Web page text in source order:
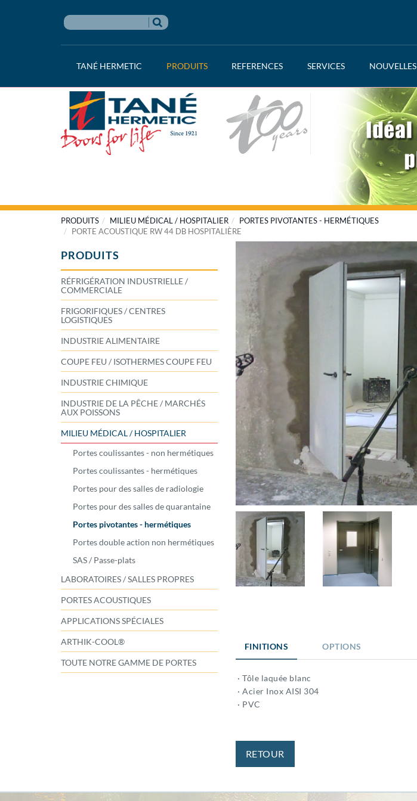
TANÉ HERMETIC PRODUITS REFERENCES SERVICES NOUVELLES
PRODUITS MILIEU MÉDICAL / HOSPITALIER
PORTES PIVOTANTES - HERMÉTIQUES
PORTE ACOUSTIQUE RW 44 DB HOSPITALIÈRE
PRODUITS
RÉFRIGÉRATION INDUSTRIELLE /
COMMERCIALE
FRIGORIFIQUES / CENTRES
LOGISTIQUES
INDUSTRIE ALIMENTAIRE
COUPE FEU / ISOTHERMES COUPE FEU
INDUSTRIE CHIMIQUE
INDUSTRIE DE LA PÊCHE / MARCHÉS
AUX POISSONS
MILIEU MÉDICAL / HOSPITALIER
Portes coulissantes - non hermétiques
Portes coulissantes - hermétiques
Portes pour des salles de radiologie
Portes pour des salles de quarantaine
Portes pivotantes - hermétiques
Portes double action non hermétiques
SAS / Passe-plats
LABORATOIRES / SALLES PROPRES
PORTES ACOUSTIQUES
APPLICATIONS SPÉCIALES
ARTHIK-COOL®
TOUTE NOTRE GAMME DE PORTES
FINITIONS OPTIONS
· Tôle laquée blanc
· Acier Inox AISI 304
· PVC
RETOUR